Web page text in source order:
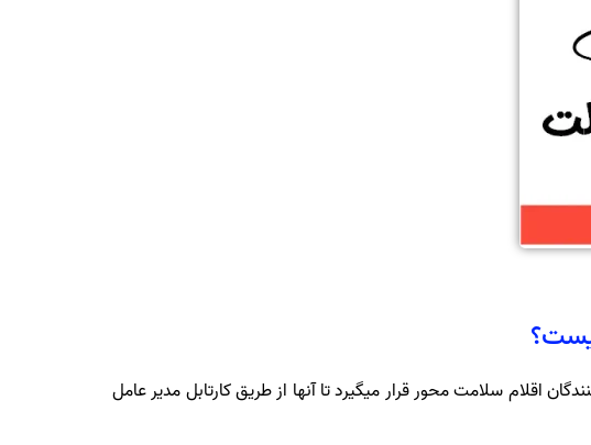
اقلام سلامت محور قرار میگیرد تا آنها از طریق کارتابل مدیر عامل